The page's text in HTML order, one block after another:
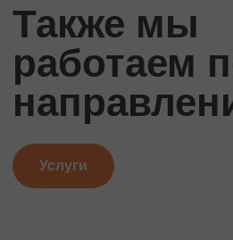
Также мы
работаем
Услуги